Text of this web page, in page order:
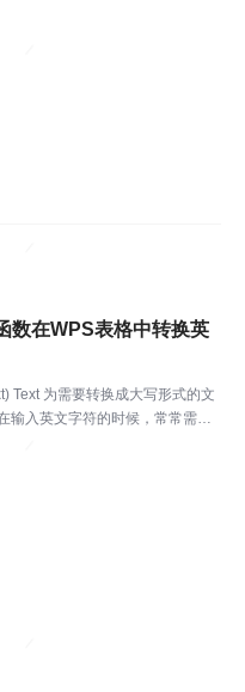
数在WPS表格中转换英
Text 为需要转换成大写形式的文
输入英文字符的时候，常常需要
以将单元格内的小写英文格式一